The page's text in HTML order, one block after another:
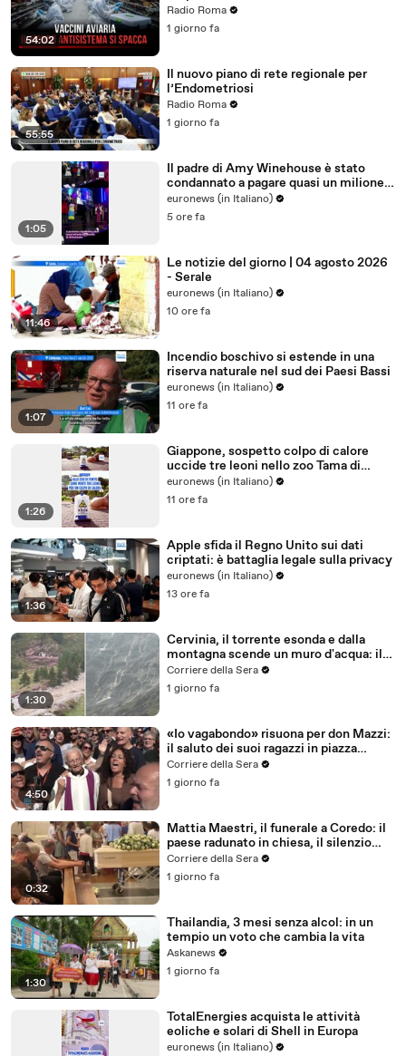
54:02
Radio Roma
1 giorno fa
55:55
Il nuovo piano di rete regionale per
l’Endometriosi
Radio Roma
1 giorno fa
1:05
Il padre di Amy Winehouse è stato
condannato a pagare quasi un milione
di sterline alle amiche
euronews (in Italiano)
5 ore fa
11:46
Le notizie del giorno | 04 agosto 2026
- Serale
euronews (in Italiano)
10 ore fa
1:07
Incendio boschivo si estende in una
riserva naturale nel sud dei Paesi Bassi
euronews (in Italiano)
11 ore fa
1:26
Giappone, sospetto colpo di calore
uccide tre leoni nello zoo Tama di
Tokyo
euronews (in Italiano)
11 ore fa
1:36
Apple sfida il Regno Unito sui dati
criptati: è battaglia legale sulla privacy
euronews (in Italiano)
13 ore fa
1:30
Cervinia, il torrente esonda e dalla
montagna scende un muro d'acqua: il
video del nubifragio
Corriere della Sera
1 giorno fa
4:50
«Io vagabondo» risuona per don Mazzi:
il saluto dei suoi ragazzi in piazza
Sant'Ambrogio
Corriere della Sera
1 giorno fa
0:32
Mattia Maestri, il funerale a Coredo: il
paese radunato in chiesa, il silenzio
della famiglia, gli abbracci
Corriere della Sera
1 giorno fa
1:30
Thailandia, 3 mesi senza alcol: in un
tempio un voto che cambia la vita
Askanews
1 giorno fa
TotalEnergies acquista le attività
eoliche e solari di Shell in Europa
euronews (in Italiano)